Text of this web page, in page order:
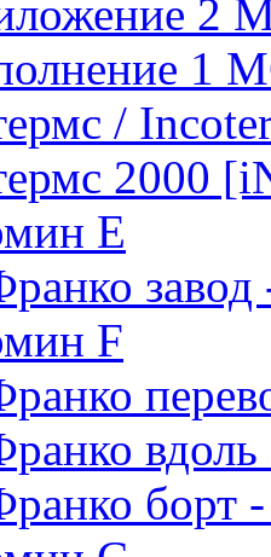
2
1
/
2000
E
F
вдоль
борт